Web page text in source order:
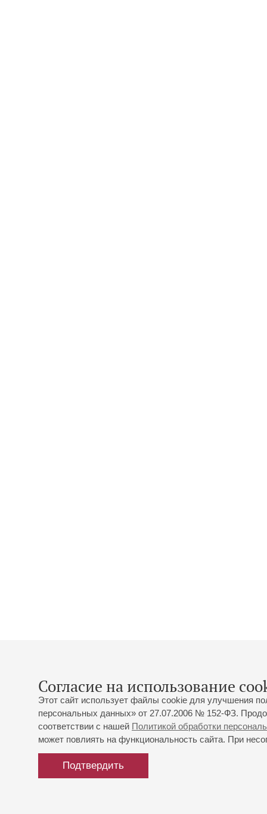
Согласие на использование
Этот сайт использует файлы cookie для улучшения
персональных данных» от 27.07.2006 № 152-ФЗ.
соответствии с нашей Политикой обработки
может повлиять на функциональность сайта. При
Подтвердить